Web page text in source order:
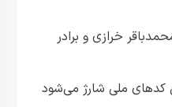
خرازی و برادر